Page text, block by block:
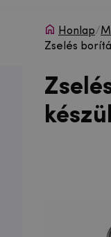
Honlap/
Zselés